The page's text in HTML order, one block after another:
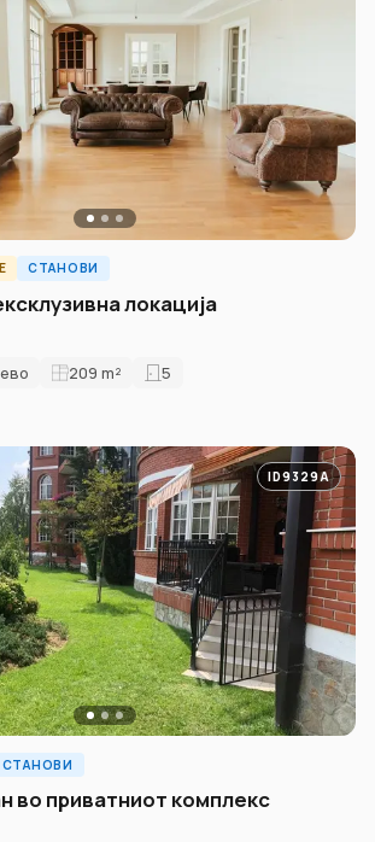
СТАНОВИ
локација
209 m² 5
ID9329A
СТАНОВИ
во приватниот комплекс